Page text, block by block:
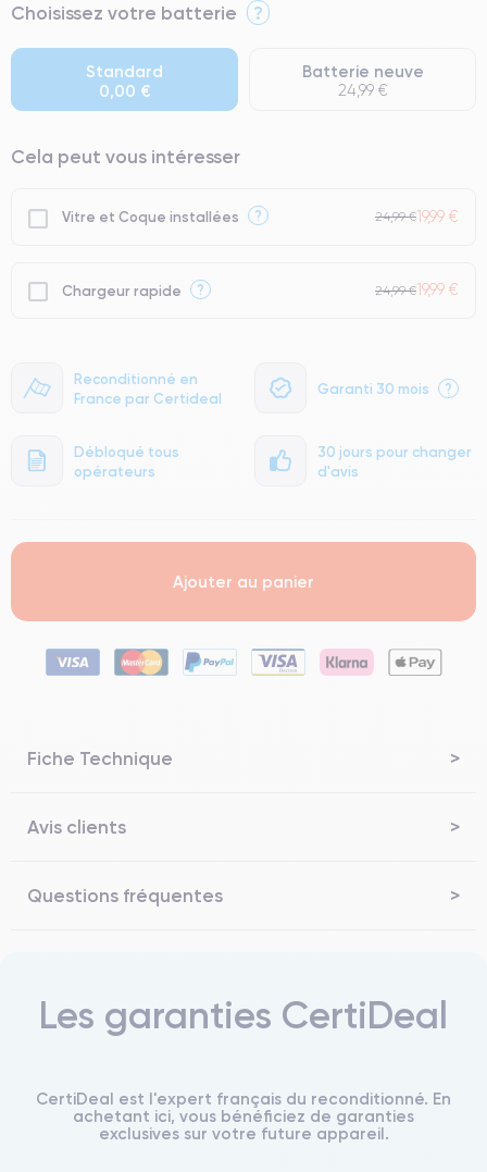
Reconditionné en
France par Certideal
Garanti 30 mois ?
Débloqué tous
opérateurs
30 jours pour changer
d'avis
Choisissez votre batterie ?
Standard
0,00 €
Batterie neuve
24,99 €
Cela peut vous intéresser
Vitre et Coque installées ? 24,99 €19,99 €
Chargeur rapide ? 24,99 €19,99 €
Ajouter au panier
Fiche Technique
Avis clients
Questions fréquentes
Les garanties CertiDeal
CertiDeal est l'expert français du reconditionné. En
achetant ici, vous bénéficiez de garanties
exclusives sur votre future appareil.